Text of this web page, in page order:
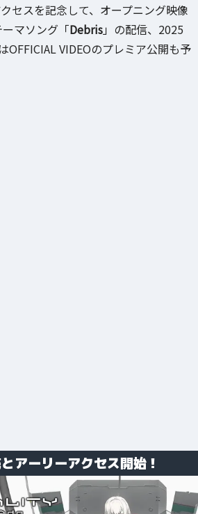
セスを記念して、オープニング映像
マソング「Debris」の配信、2025
OFFICIAL VIDEOのプレミア公開も予
アーリーアクセス開始！